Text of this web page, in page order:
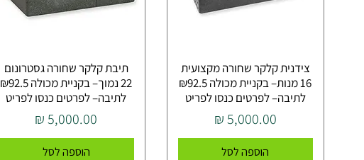
צידנית קלקר שחורה מקצועית
16 מנות– בקניית מכולה ₪92.5
לתיבה– לפרטים כנסו לפריט
מחיר
הוספה לסל
תיבת קלקר שחורה גסטרונום
22 נמוך– בקניית מכולה ₪92.5
לתיבה– לפרטים כנסו לפריט
מחיר
הוספה לסל